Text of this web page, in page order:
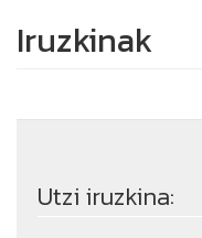
Iruzkinak
Utzi iruzkina: